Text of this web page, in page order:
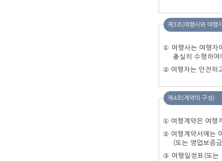
제3조(여행사와 여행
① 여행사는 여행자에게 안전하
충실히 수행하여
제4조(계약의 구성)
① 여행계약은 여행
② 여행계약서에는
(또는 영업보증
③ 여행일정표(또는